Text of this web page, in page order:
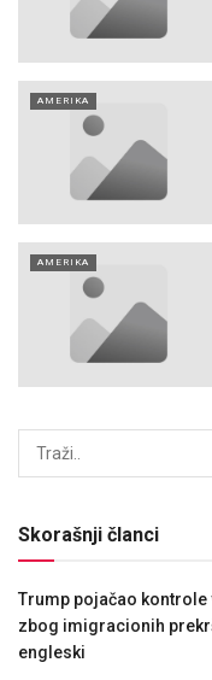
AMERIKA
AMERIKA
Skorašnji članci
Trump pojačao kontrole
zbog imigracionih
engleski